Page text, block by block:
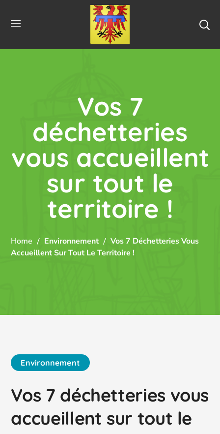
Vos 7
déchetteries
vous accueillent
sur tout le
territoire !
Home Environnement
Vos 7 Déchetteries Vous
Accueillent Sur Tout Le Territoire !
Environnement
Vos 7 déchetteries vous
accueillent sur tout le